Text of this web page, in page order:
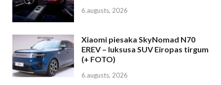
6.augusts, 2026
Xiaomi piesaka SkyNomad N70
EREV – luksusa SUV Eiropas tirgum
(+ FOTO)
6.augusts, 2026